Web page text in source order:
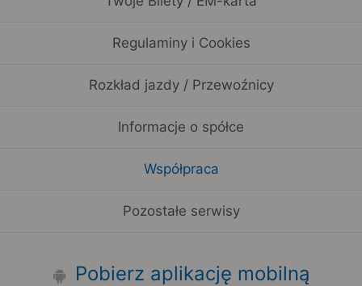
Regulaminy i Cookies
Rozkład jazdy / Przewoźnicy
Informacje o spółce
Współpraca
Pozostałe serwisy
Pobierz aplikację mobilną